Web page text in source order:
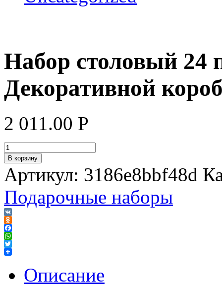
Набор столовый 24
Декоративной
2 011.00 Р
В корзину
Артикул: 3186e8bbf48d
Подарочные наборы
VK
Odnoklassniki
Facebook
WhatsApp
Twitter
Описание